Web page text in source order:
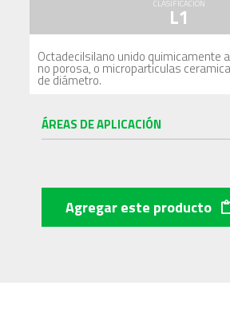
CLASIFICACIÓN
L1
Octadecilsilano unido quimicamente
no porosa, o microparticulas
de diámetro.
ÁREAS DE APLICACIÓN
Agregar este producto